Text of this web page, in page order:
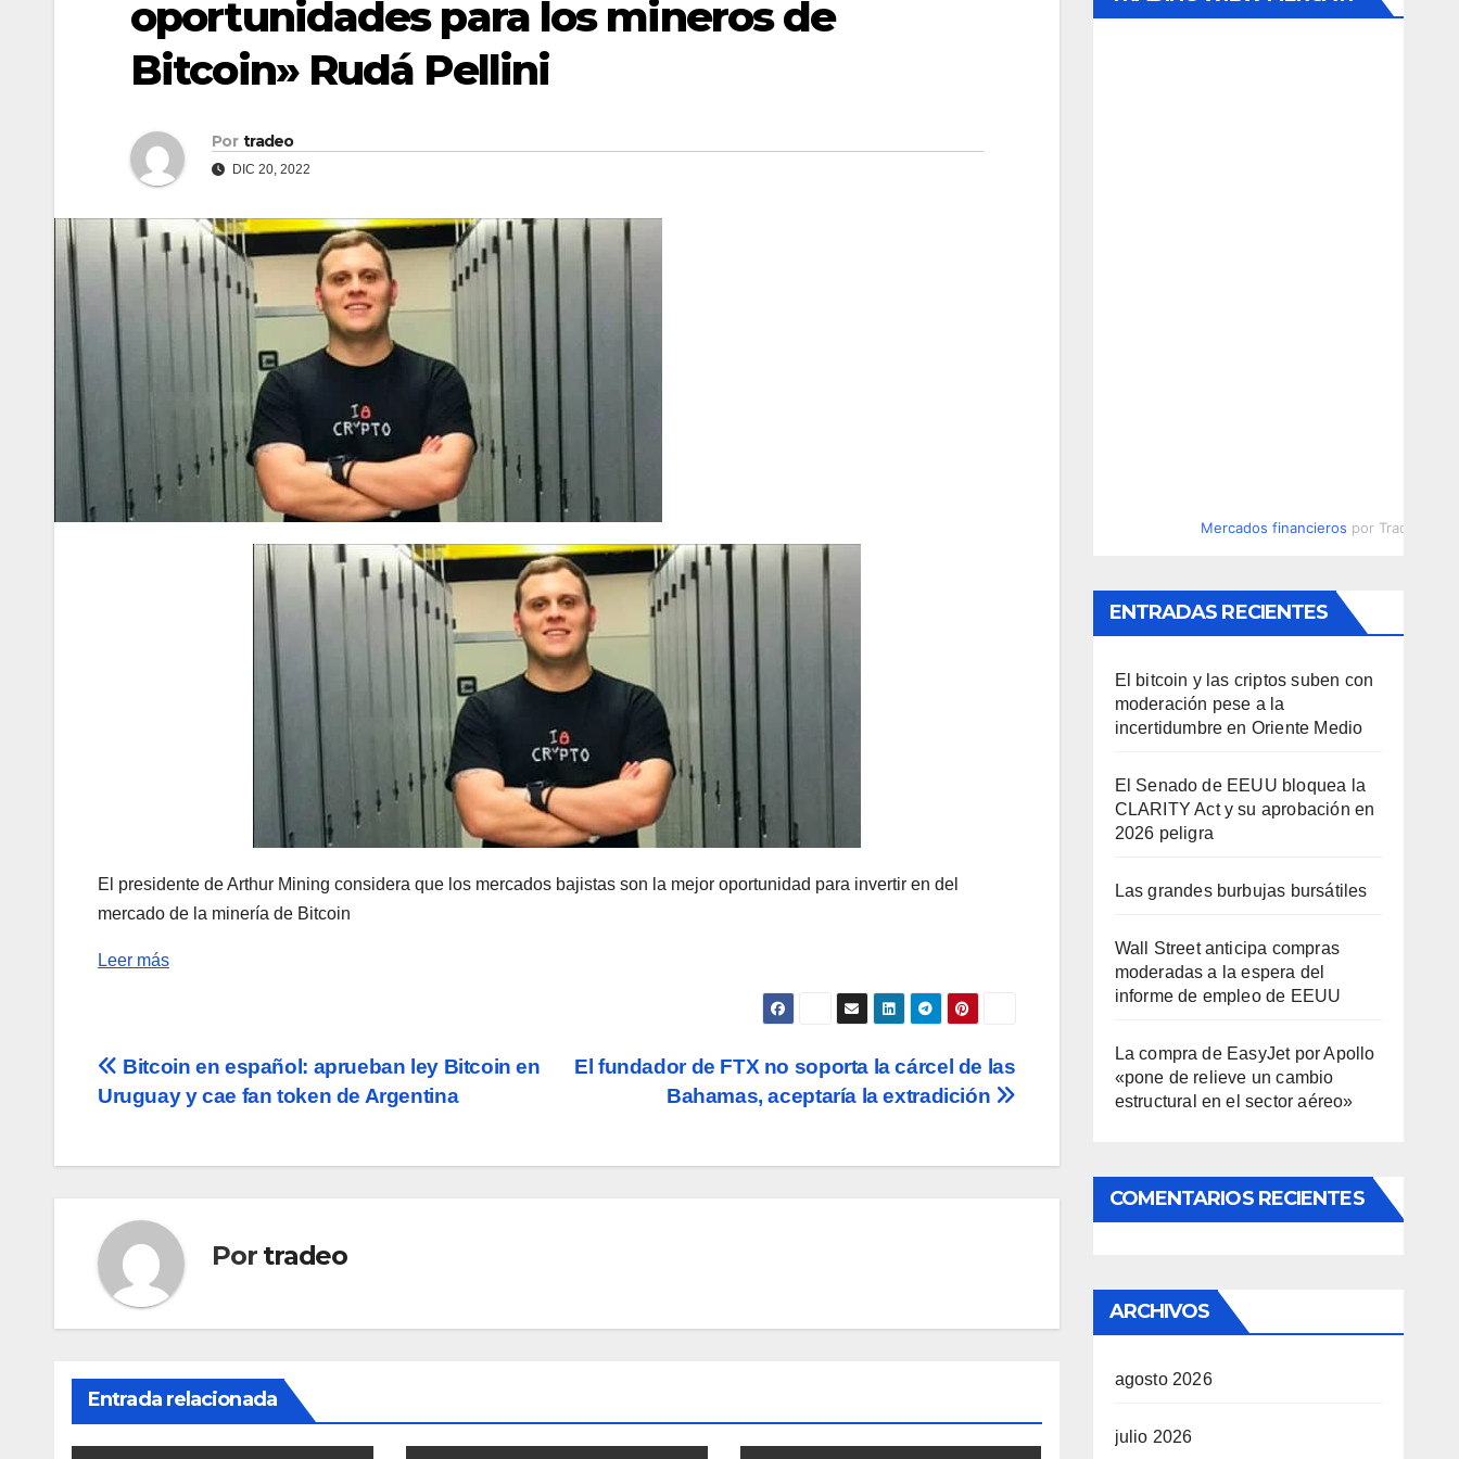
oportunidades para los mineros de
Bitcoin» Rudá Pellini
Por tradeo
DIC 20, 2022
El presidente de Arthur Mining considera que los mercados bajistas son la mejor oportunidad para invertir en del
mercado de la minería de Bitcoin
Leer más
Navegación
de
entradas
El fundador de FTX no soporta la cárcel de las
Bahamas, aceptaría la extradición
Bitcoin en español: aprueban ley Bitcoin en
Uruguay y cae fan token de Argentina
Por tradeo
Entrada relacionada
Mercados financieros por
ENTRADAS RECIENTES
El bitcoin y las criptos suben con
moderación pese a la
incertidumbre en Oriente Medio
El Senado de EEUU bloquea la
CLARITY Act y su aprobación en
2026 peligra
Las grandes burbujas bursátiles
Wall Street anticipa compras
moderadas a la espera del
informe de empleo de EEUU
La compra de EasyJet por Apollo
«pone de relieve un cambio
estructural en el sector aéreo»
COMENTARIOS RECIENTES
ARCHIVOS
agosto 2026
julio 2026